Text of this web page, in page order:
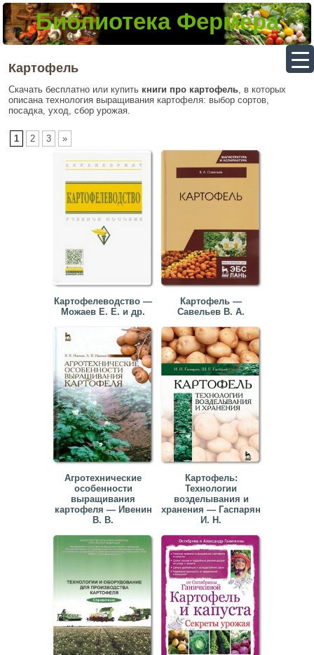
Библиотека Фермера
Картофель
Скачать бесплатно или купить книги про картофель, в которых
описана технология выращивания картофеля: выбор сортов,
посадка, уход, сбор урожая.
1 2 3 »
Картофелеводство —
Можаев Е. Е. и др.
Картофель —
Савельев В. А.
Агротехнические
особенности
выращивания
картофеля — Ивенин
В. В.
Картофель:
Технологии
возделывания и
хранения — Гаспарян
И. Н.
▼
▼